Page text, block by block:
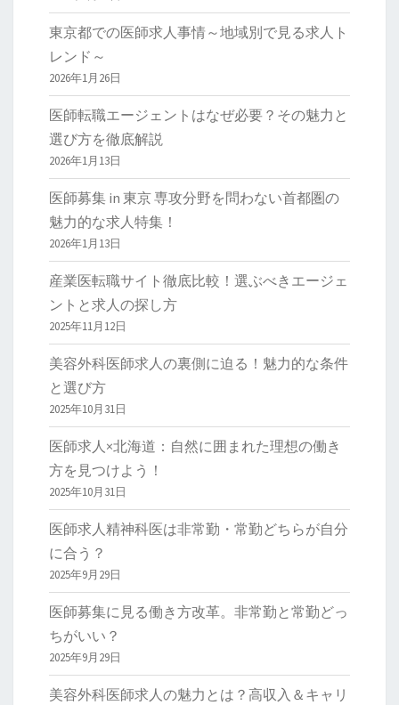
東京都での医師求人事情～地域別で見る求人ト
レンド～
2026年1月26日
医師転職エージェントはなぜ必要？その魅力と
選び方を徹底解説
2026年1月13日
医師募集 in 東京 専攻分野を問わない首都圏の
魅力的な求人特集！
2026年1月13日
産業医転職サイト徹底比較！選ぶべきエージェ
ントと求人の探し方
2025年11月12日
美容外科医師求人の裏側に迫る！魅力的な条件
と選び方
2025年10月31日
医師求人×北海道：自然に囲まれた理想の働き
方を見つけよう！
2025年10月31日
医師求人精神科医は非常勤・常勤どちらが自分
に合う？
2025年9月29日
医師募集に見る働き方改革。非常勤と常勤どっ
ちがいい？
2025年9月29日
美容外科医師求人の魅力とは？高収入＆キャリ